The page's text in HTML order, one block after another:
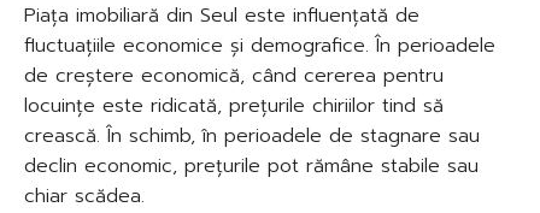
Piața imobiliară din Seul este influențată de
fluctuațiile economice și demografice. În perioadele
de creștere economică, când cererea pentru
locuințe este ridicată, prețurile chiriilor tind să
crească. În schimb, în perioadele de stagnare sau
declin economic, prețurile pot rămâne stabile sau
chiar scădea.